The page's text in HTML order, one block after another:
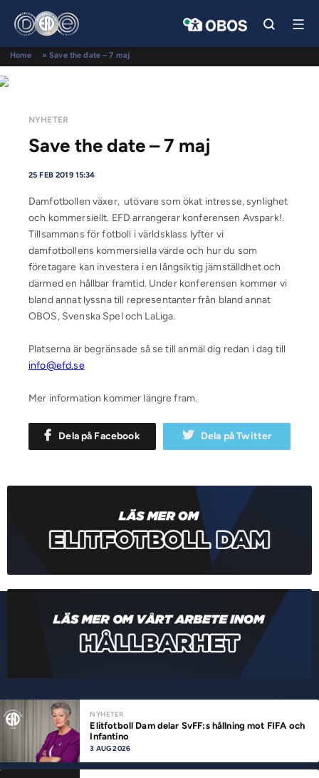
Home »Save the date – 7 maj
NYHETER
Save the date – 7 maj
25 FEB 2019 15:34
Damfotbollen växer, utövare som ökat intresse, synlighet
och kommersiellt. EFD arrangerar konferensen Avspark!.
Tillsammans för fotboll i världsklass lyfter vi
damfotbollens kommersiella värde och hur du som
företagare kan investera i en långsiktig jämställdhet och
därmed en hållbar framtid. Under konferensen kommer vi
bland annat lyssna till representanter från bland annat
OBOS, Svenska Spel och LaLiga.
Platserna är begränsade så se till anmäl dig redan i dag till
info@efd.se
Mer information kommer längre fram.
Dela på Facebook Dela på Twitter
NYHETER
Elitfotboll Dam delar SvFF:s hållning mot FIFA och
Infantino
3 AUG 2026